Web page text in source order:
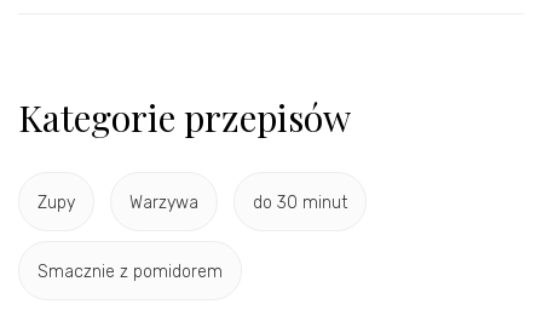
Kategorie przepisów
Zupy Warzywa do 30 minut
Smacznie z pomidorem